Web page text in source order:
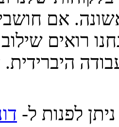
אם
רואים
לפנות ל-